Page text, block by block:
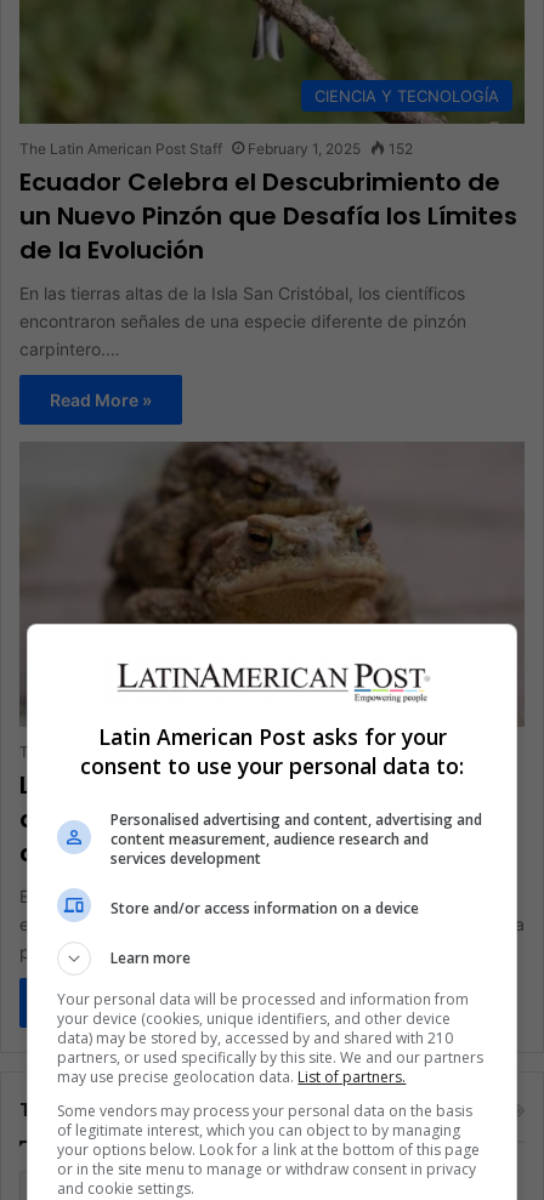
CIENCIA Y TECNOLOGÍA
The Latin American Post Staff February 1, 2025 152
Ecuador Celebra el Descubrimiento de
un Nuevo Pinzón que Desafía los Límites
de la Evolución
En las tierras altas de la Isla San Cristóbal, los científicos
encontraron señales de una especie diferente de pinzón
carpintero.…
Read More »
CIENCIA Y TECNOLOGÍA
The Latin American Post Staff 107
La impactante estrategia de
apareamiento del sapo del Amazonas
destaca una ventaja evolutiva
En lo profundo de la selva amazónica, ha surgido una
estrategia de apareamiento única e inquietante entre el Rhinella
proboscidea,…
Read More »
Tags
Argentina Brasil
Latin American Post asks for your
consent to use your personal data to:
Personalised advertising and content, advertising and
content measurement, audience research and
services development
Store and/or access information on a device
Learn more
Your personal data will be processed and information from
your device (cookies, unique identifiers, and other device
data) may be stored by, accessed by and shared with 210
partners, or used specifically by this site. We and our partners
may use precise geolocation data. List of partners.
Some vendors may process your personal data on the basis
of legitimate interest, which you can object to by managing
your options below. Look for a link at the bottom of this page
or in the site menu to manage or withdraw consent in privacy
and cookie settings.